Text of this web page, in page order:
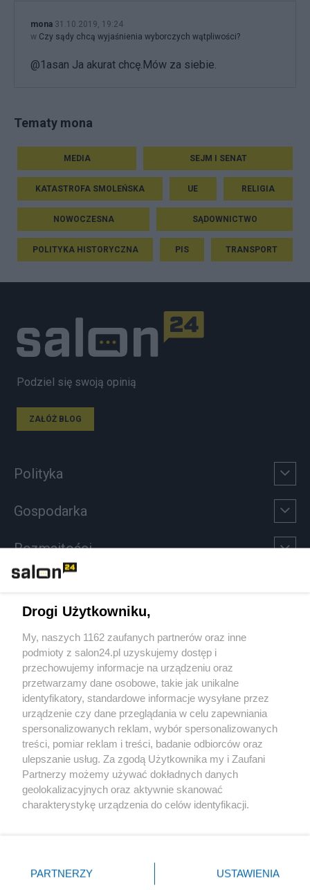
mona 31.10.2019, 19:24
w Czy sądy chcą wyjaśnienia wyborczych wątpliwości?
@1asan Ja akurat chcę.Mów za siebie.
Tematy mona
MEDIA SEJM I SENAT
KATASTROFA SMOLEŃSKA UE RELIGIA
NOWOCZESNA SĄDOWNICTWO
POLITYKA HISTORYCZNA PIS TRANSPORT
Podziel się swoją opinią
ZAŁÓŻ BLOG
Polityka
Gospodarka
Rozmaitości
Sport
Społeczeństwo
Kultura
X Facebook Instagram Youtube
Drogi Użytkowniku,
My, naszych 1162 zaufanych partnerów oraz inne
podmioty z salon24.pl uzyskujemy dostęp i
przechowujemy informacje na urządzeniu oraz
przetwarzamy dane osobowe, takie jak unikalne
identyfikatory, standardowe informacje wysyłane przez
urządzenie czy dane przeglądania w celu zapewniania
spersonalizowanych reklam, wybór spersonalizowanych
treści, pomiar reklam i treści, badanie odbiorców oraz
ulepszanie usług. Za zgodą Użytkownika my i Zaufani
Partnerzy możemy używać dokładnych danych
geolokalizacyjnych oraz aktywnie skanować
charakterystykę urządzenia do celów identyfikacji.
zmienić/wycofać klikając przycisk ustawień prywatności
znajdujący się w lewym dolnym rogu strony
PARTNERZY USTAWIENIA